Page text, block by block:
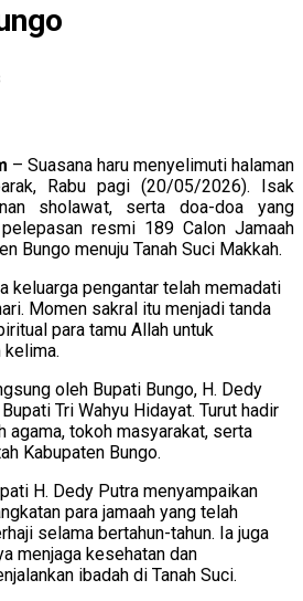
– Suasana haru menyelimuti halaman
Rabu pagi (20/05/2026). Isak
sholawat, serta doa-doa yang
resmi 189 Calon Jamaah
Bungo menuju Tanah Suci Makkah.
keluarga pengantar telah memadati
Momen sakral itu menjadi tanda
para tamu Allah untuk
kelima.
oleh Bupati Bungo, H. Dedy
Tri Wahyu Hidayat. Turut hadir
agama, tokoh masyarakat, serta
Kabupaten Bungo.
H. Dedy Putra menyampaikan
para jamaah yang telah
selama bertahun-tahun. Ia juga
menjaga kesehatan dan
ibadah di Tanah Suci.